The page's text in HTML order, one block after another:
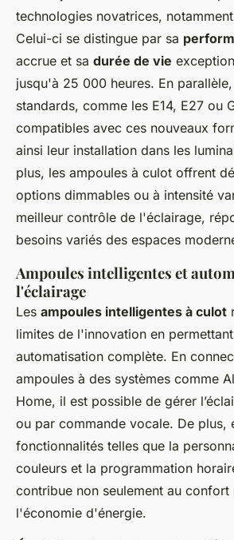
technologies novatrices,
Celui-ci se distingue par sa
accrue et sa durée de vie
jusqu'à 25 000 heures. En
standards, comme les E14, E27 ou
compatibles avec ces nouveaux
ainsi leur installation dans les
plus, les ampoules à culot offrent
options dimmables ou à intensité
meilleur contrôle de l'éclairage,
besoins variés des espaces
Ampoules intelligentes et
l'éclairage
Les ampoules intelligentes à culot
limites de l'innovation en
automatisation complète. En
ampoules à des systèmes comme
Home, il est possible de gérer
ou par commande vocale. De plus,
fonctionnalités telles que la
couleurs et la programmation
contribue non seulement au confort
l'économie d'énergie.